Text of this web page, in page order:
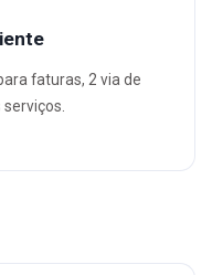
faturas, 2 via de